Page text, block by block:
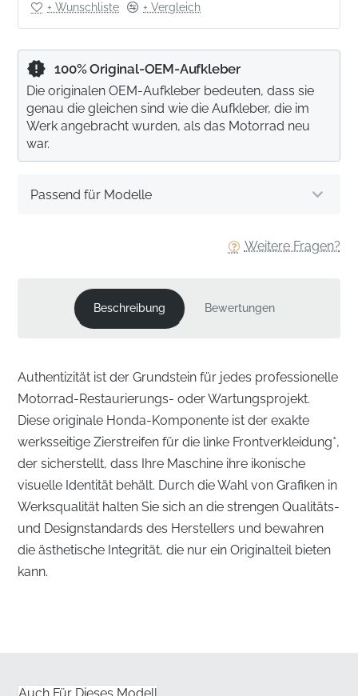
+ Wunschliste + Vergleich
Weitere Fragen?
Passend für Modelle
100% Original-OEM-Aufkleber
Die originalen OEM-Aufkleber bedeuten, dass sie
genau die gleichen sind wie die Aufkleber, die im
Werk angebracht wurden, als das Motorrad neu
war.
Beschreibung Bewertungen
Authentizität ist der Grundstein für jedes professionelle
Motorrad-Restaurierungs- oder Wartungsprojekt.
Diese originale Honda-Komponente ist der exakte
werksseitige Zierstreifen für die linke Frontverkleidung*,
der sicherstellt, dass Ihre Maschine ihre ikonische
visuelle Identität behält. Durch die Wahl von Grafiken in
Werksqualität halten Sie sich an die strengen Qualitäts-
und Designstandards des Herstellers und bewahren
die ästhetische Integrität, die nur ein Originalteil bieten
kann.
die erforderlich sind, um perfekt mit der Original-